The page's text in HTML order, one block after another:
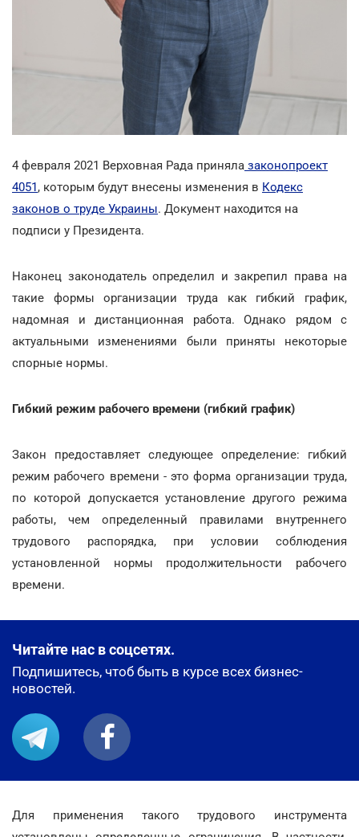
4 февраля 2021 Верховная Рада приняла законопроект
4051, которым будут внесены изменения в Кодекс
законов о труде Украины. Документ находится на
подписи у Президента.
Наконец законодатель определил и закрепил права на
такие формы организации труда как гибкий график,
надомная и дистанционная работа. Однако рядом с
актуальными изменениями были приняты некоторые
спорные нормы.
Гибкий режим рабочего времени (гибкий график)
Закон предоставляет следующее определение: гибкий
режим рабочего времени - это форма организации труда,
по которой допускается установление другого режима
работы, чем определенный правилами внутреннего
трудового распорядка, при условии соблюдения
установленной нормы продолжительности рабочего
времени.
Читайте нас в соцсетях.
Подпишитесь, чтоб быть в курсе всех бизнес-
новостей.
Для применения такого трудового инструмента